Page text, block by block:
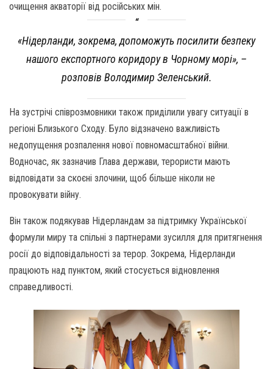
очищення акваторії від російських мін.
«Нідерланди, зокрема, допоможуть посилити безпеку
нашого експортного коридору в Чорному морі», –
розповів Володимир Зеленський.
На зустрічі співрозмовники також приділили увагу ситуації в
регіоні Близького Сходу. Було відзначено важливість
недопущення розпалення нової повномасштабної війни.
Водночас, як зазначив Глава держави, терористи мають
відповідати за скоєні злочини, щоб більше ніколи не
провокувати війну.
Він також подякував Нідерландам за підтримку Української
формули миру та спільні з партнерами зусилля для притягнення
росії до відповідальності за терор. Зокрема, Нідерланди
працюють над пунктом, який стосується відновлення
справедливості.